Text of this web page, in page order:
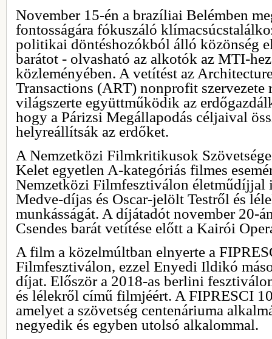
November 15-én a brazíliai Belémben
fontosságára fókuszáló
politikai döntéshozókból álló közönség
barátot - olvasható az alkotók az MTI-
közleményében. A vetítést az
Transactions (ART) nonprofit szervezete
világszerte együttműködik az
hogy a Párizsi Megállapodás céljaival
helyreállítsák az erdőket.
A Nemzetközi Filmkritikusok
Kelet egyetlen A-kategóriás filmes
Nemzetközi Filmfesztiválon életműdíjjal
Medve-díjas és Oscar-jelölt Testről és
munkásságát. A díjátadót november 20-
Csendes barát vetítése előtt a Kairói
A film a közelmúltban elnyerte a
Filmfesztiválon, ezzel Enyedi Ildikó
díjat. Először a 2018-as berlini
és lélekről című filmjéért. A FIPRESCI
amelyet a szövetség centenáriuma
negyedik és egyben utolsó alkalommal.